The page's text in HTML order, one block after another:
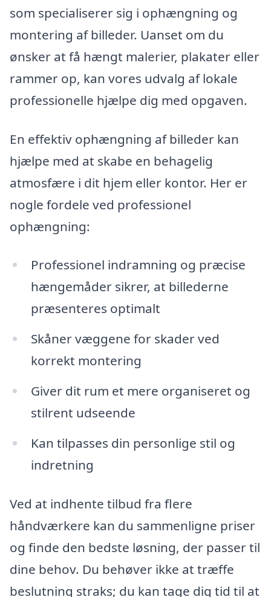
som specialiserer sig i ophængning og
montering af billeder. Uanset om du
ønsker at få hængt malerier, plakater eller
rammer op, kan vores udvalg af lokale
professionelle hjælpe dig med opgaven.
En effektiv ophængning af billeder kan
hjælpe med at skabe en behagelig
atmosfære i dit hjem eller kontor. Her er
nogle fordele ved professionel
ophængning:
Professionel indramning og præcise
hængemåder sikrer, at billederne
præsenteres optimalt
Skåner væggene for skader ved
korrekt montering
Giver dit rum et mere organiseret og
stilrent udseende
Kan tilpasses din personlige stil og
indretning
Ved at indhente tilbud fra flere
håndværkere kan du sammenligne priser
og finde den bedste løsning, der passer til
dine behov. Du behøver ikke at træffe
beslutning straks; du kan tage dig tid til at